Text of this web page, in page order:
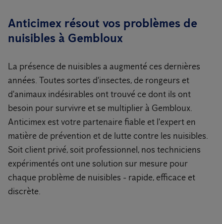
Anticimex résout vos problèmes de
nuisibles à Gembloux
La présence de nuisibles a augmenté ces dernières
années. Toutes sortes d'insectes, de rongeurs et
d'animaux indésirables ont trouvé ce dont ils ont
besoin pour survivre et se multiplier à Gembloux.
Anticimex est votre partenaire fiable et l'expert en
matière de prévention et de lutte contre les nuisibles.
Soit client privé, soit professionnel, nos techniciens
expérimentés ont une solution sur mesure pour
chaque problème de nuisibles - rapide, efficace et
discrète.